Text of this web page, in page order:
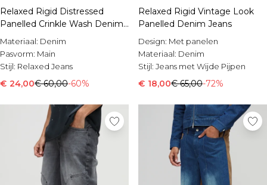
Relaxed Rigid Distressed
Panelled Crinkle Wash Denim
Jeans
Materiaal: Denim
Pasvorm: Main
Stijl: Relaxed Jeans
€ 24,00€ 60,00-60%
Relaxed Rigid Vintage Look
Panelled Denim Jeans
Design: Met panelen
Materiaal: Denim
Stijl: Jeans met Wijde Pijpen
€ 18,00€ 65,00-72%